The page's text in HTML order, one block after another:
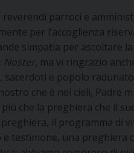
parroci e
per l’accoglienza
simpatia per ascoltare
Noster, ma vi ringrazio
sacerdoti e popolo
che è nei cieli, Padre
più che la preghiera che il
il programma di
e testimone, una preghiera